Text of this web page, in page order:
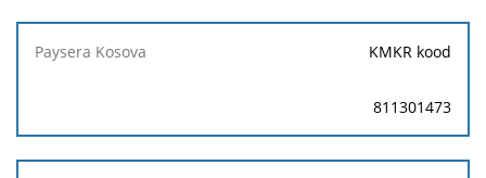
KMKR kood
811301473